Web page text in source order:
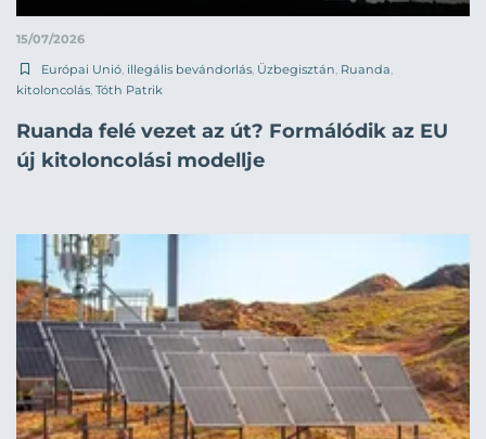
15/07/2026
Európai Unió, illegális bevándorlás, Üzbegisztán, Ruanda,
kitoloncolás, Tóth Patrik
Ruanda felé vezet az út? Formálódik az EU
új kitoloncolási modellje